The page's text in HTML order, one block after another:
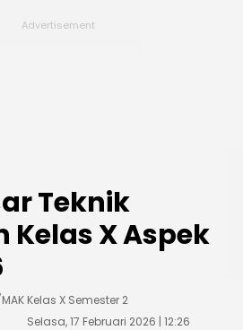
Teknik
X Aspek
Kelas X Semester 2
Selasa, 17 Februari 2026 | 12:26